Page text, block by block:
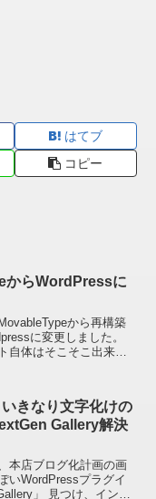
はてブ
コピー
からWordPressに
から再構築
に変更しました。
自体はそこそこ出来て
す。MTタグというのが
きなり文字化けの
Gallery解決
本店ブログ化計画の画
いWordPressプラグイ
」 見つけ、インス